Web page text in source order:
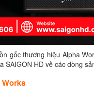
gốc thương hiệu Alpha
SAIGON HD về các dòng